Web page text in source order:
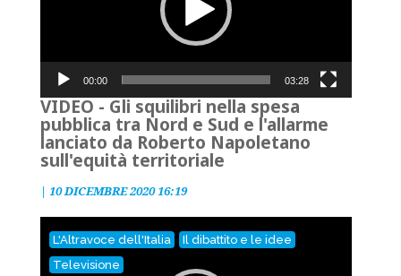
00:00 03:28
VIDEO - Gli squilibri nella spesa
pubblica tra Nord e Sud e l'allarme
lanciato da Roberto Napoletano
sull'equità territoriale
| 10 DICEMBRE 2020 16:19
Video
Player
L'Altravoce dell'Italia
Il dibattito e le idee
Televisione